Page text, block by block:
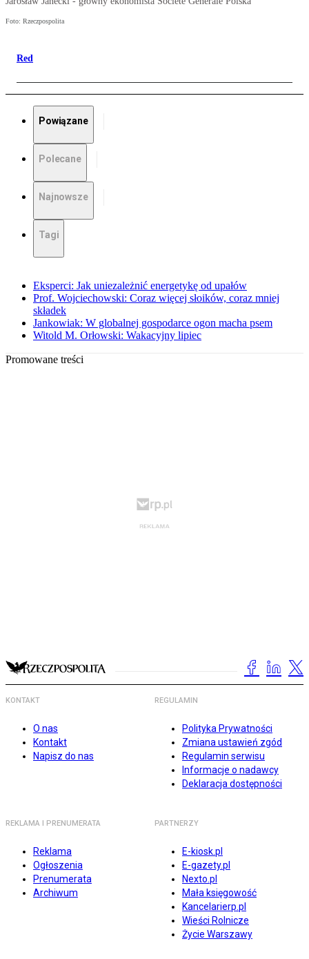
Foto: Rzeczpospolita
Red
Powiązane
Polecane
Najnowsze
Tagi
Eksperci: Jak uniezależnić energetykę od upałów
Prof. Wojciechowski: Coraz więcej słoików, coraz mniej
składek
Jankowiak: W globalnej gospodarce ogon macha psem
Witold M. Orłowski: Wakacyjny lipiec
Promowane treści
KONTAKT
O nas
Kontakt
Napisz do nas
REGULAMIN
Polityka Prywatności
Zmiana ustawień zgód
Regulamin serwisu
Informacje o nadawcy
Deklaracja dostępności
REKLAMA I PRENUMERATA
Reklama
Ogłoszenia
Prenumerata
Archiwum
PARTNERZY
E-kiosk.pl
E-gazety.pl
Nexto.pl
Mała księgowość
Kancelarierp.pl
Wieści Rolnicze
Życie Warszawy